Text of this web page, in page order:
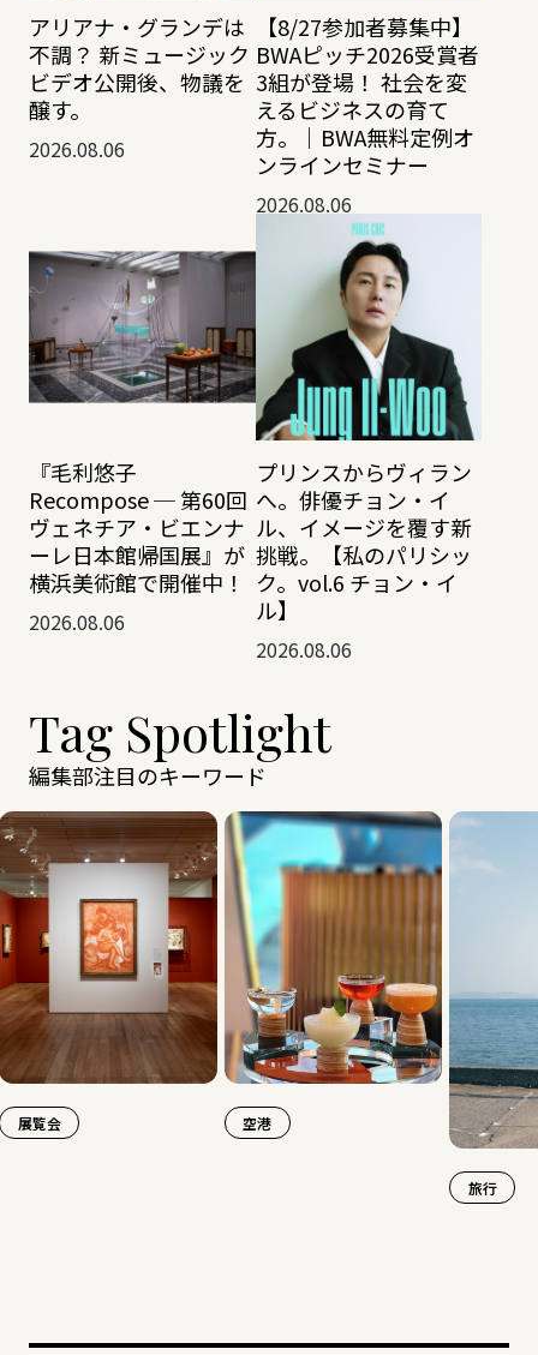
アリアナ・グランデは
不調？ 新ミュージック
ビデオ公開後、物議を
醸す。
2026.08.06
【8/27参加者募集中】
BWAピッチ2026受賞者
3組が登場！ 社会を変
えるビジネスの育て
方。｜BWA無料定例オ
ンラインセミナー
2026.08.06
『毛利悠子
Recompose ─ 第60回
ヴェネチア・ビエンナ
ーレ日本館帰国展』が
横浜美術館で開催中！
2026.08.06
プリンスからヴィラン
へ。俳優チョン・イ
ル、イメージを覆す新
挑戦。【私のパリシッ
ク。vol.6 チョン・イ
ル】
2026.08.06
Tag Spotlight
編集部注目のキーワード
空港
旅行